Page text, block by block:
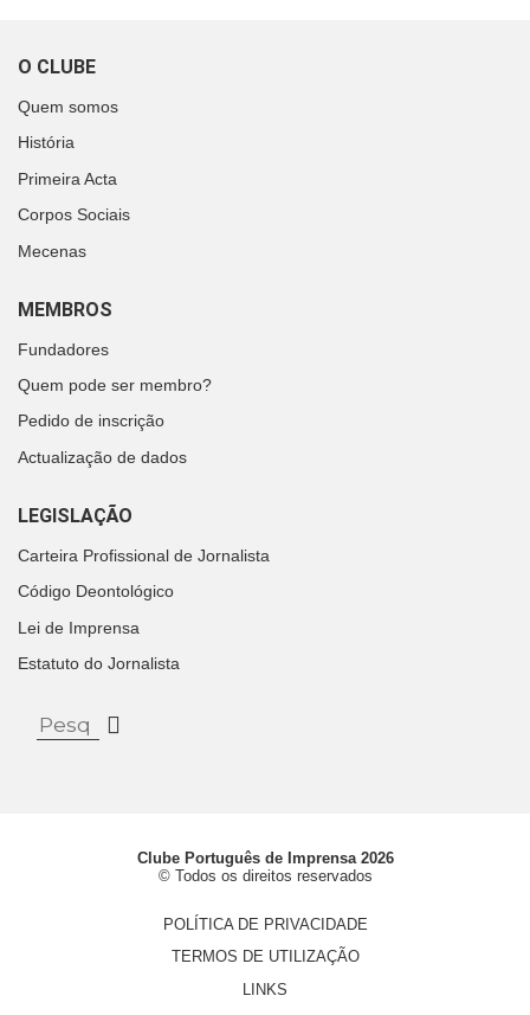
O CLUBE
Quem somos
História
Primeira Acta
Corpos Sociais
Mecenas
MEMBROS
Fundadores
Quem pode ser membro?
Pedido de inscrição
Actualização de dados
LEGISLAÇÃO
Carteira Profissional de Jornalista
Código Deontológico
Lei de Imprensa
Estatuto do Jornalista
Clube Português de Imprensa 2026
© Todos os direitos reservados
POLÍTICA DE PRIVACIDADE
TERMOS DE UTILIZAÇÃO
LINKS